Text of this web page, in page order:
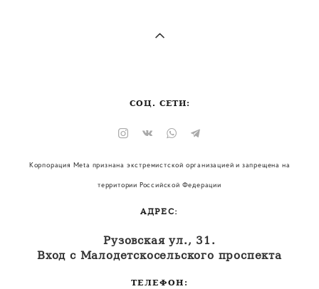
СОЦ. СЕТИ:
Корпорация Meta признана экстремистской организацией и запрещена на
территории Российской Федерации
АДРЕС:
Рузовская ул., 31.
Вход с Малодетскосельского проспекта
ТЕЛЕФОН: